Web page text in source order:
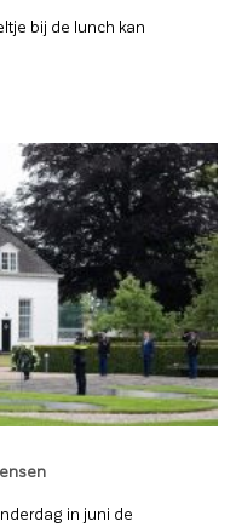
bij de lunch kan
in juni de